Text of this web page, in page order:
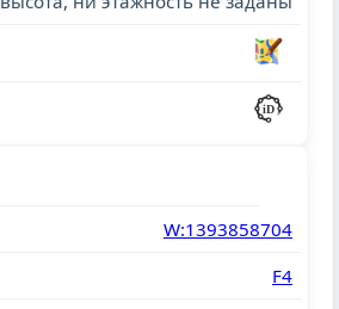
W:1393858704
F4